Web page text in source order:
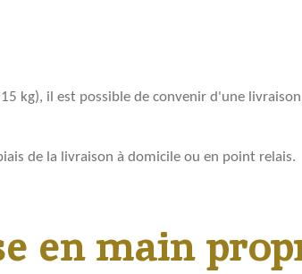
kg), il est possible de convenir d'une
de la livraison à domicile ou en point relais.
en main